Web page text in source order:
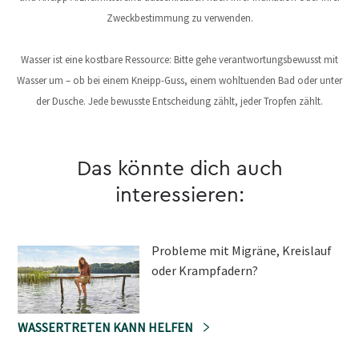
Zweckbestimmung zu verwenden.
Wasser ist eine kostbare Ressource: Bitte gehe verantwortungsbewusst mit
Wasser um – ob bei einem Kneipp-Guss, einem wohltuenden Bad oder unter
der Dusche. Jede bewusste Entscheidung zählt, jeder Tropfen zählt.
Das könnte dich auch
interessieren:
Probleme mit Migräne, Kreislauf
oder Krampfadern?
WASSERTRETEN KANN HELFEN